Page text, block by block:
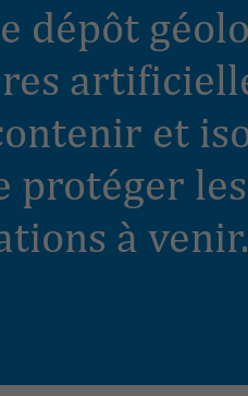
dépôt
et
protéger
à venir.